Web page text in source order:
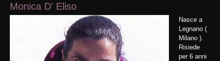
Monica D' Eliso
Nasce a
Legnano (
Milano ).
Risiede
per 6 anni